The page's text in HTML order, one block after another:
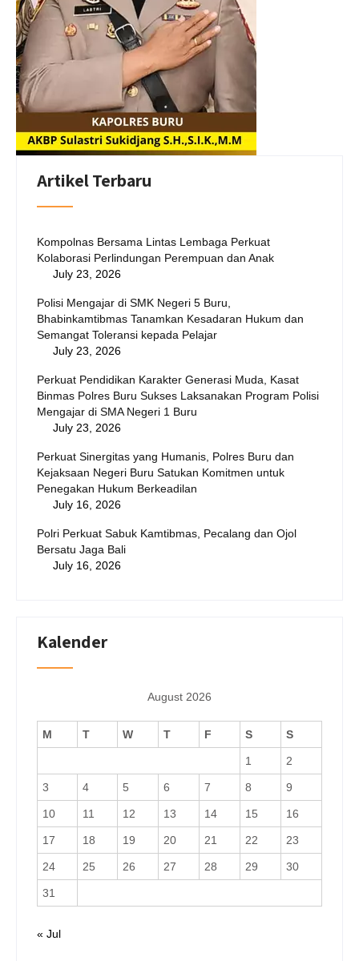
Artikel Terbaru
Kompolnas Bersama Lintas Lembaga Perkuat
Kolaborasi Perlindungan Perempuan dan Anak
July 23, 2026
Polisi Mengajar di SMK Negeri 5 Buru,
Bhabinkamtibmas Tanamkan Kesadaran Hukum dan
Semangat Toleransi kepada Pelajar
July 23, 2026
Perkuat Pendidikan Karakter Generasi Muda, Kasat
Binmas Polres Buru Sukses Laksanakan Program Polisi
Mengajar di SMA Negeri 1 Buru
July 23, 2026
Perkuat Sinergitas yang Humanis, Polres Buru dan
Kejaksaan Negeri Buru Satukan Komitmen untuk
Penegakan Hukum Berkeadilan
July 16, 2026
Polri Perkuat Sabuk Kamtibmas, Pecalang dan Ojol
Bersatu Jaga Bali
July 16, 2026
Kalender
August 2026
M T W T F S S
1 2
3 4 5 6 7 8 9
10 11 12 13 14 15 16
17 18 19 20 21 22 23
24 25 26 27 28 29 30
31
« Jul